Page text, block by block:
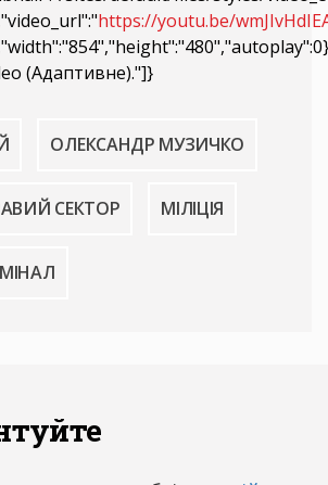
https://youtu.be/
(Адаптивне)."]}
ОЛЕКСАНДР МУЗИЧКО
СЕКТОР МІЛІЦІЯ